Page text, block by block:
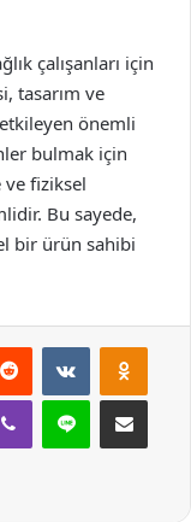
çalışanları için
tasarım ve
önemli
bulmak için
fiziksel
Bu sayede,
bir ürün sahibi
Reddit VKontakte
Viber Line E-Posta ile